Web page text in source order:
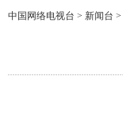
中国网络电视台 > 新闻台 >